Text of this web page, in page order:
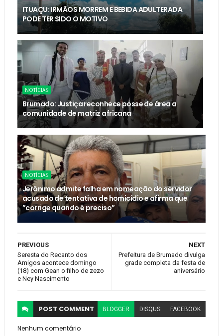
ITUAÇU: IRMÃOS MORREM E BEBIDA ADULTERADA
PODE TER SIDO O MOTIVO
NOTÍCIAS
Brumado: Justiça reconhece posse de área a
comunidade de matriz africana
NOTÍCIAS
Jerônimo admite falha em nomeação do servidor
acusado de tentativa de homicídio e afirma que
”corrige quando é preciso”
NEXT
Prefeitura de Brumado divulga
grade completa da festa de
aniversário
PREVIOUS
Seresta do Recanto dos
Amigos acontece domingo
(18) com Gean o filho de zezo
e Ney Nascimento
POST COMMENT BLOGGER DISQUS FACEBOOK
Nenhum comentário